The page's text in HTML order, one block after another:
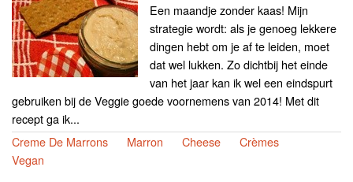
Een maandje zonder kaas! Mijn
strategie wordt: als je genoeg lekkere
dingen hebt om je af te leiden, moet
dat wel lukken. Zo dichtbij het einde
van het jaar kan ik wel een eindspurt
gebruiken bij de Veggie goede voornemens van 2014! Met dit
recept ga ik...
Creme De Marrons
Marron Cheese
Crèmes
Vegan